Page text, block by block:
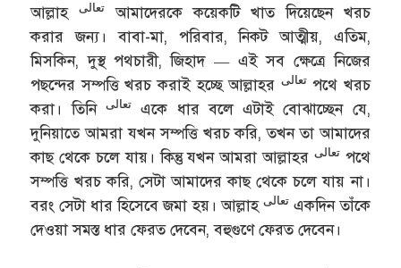
আল্লাহتعالى
আমাদেরকে কয়েকটি খাত দিয়েছেন খরচ
করার জন্য। বাবা-মা, পরিবার, নিকট আত্মীয়, এতিম,
মিসকিন, দুস্থ পথচারী, জিহাদ — এই সব ক্ষেত্রে নিজের
পছন্দের সম্পত্তি খরচ করাই হচ্ছে আল্লাহর تعالىপথে খরচ
করা। তিনি تعالىএকে ধার বলে এটাই বোঝাচ্ছেন যে,
দুনিয়াতে আমরা যখন সম্পত্তি খরচ করি, তখন তা আমাদের
কাছ থেকে চলে যায়। কিন্তু যখন আমরা আল্লাহর تعالىপথে
সম্পত্তি খরচ করি, সেটা আমাদের কাছ থেকে চলে যায় না।
বরং সেটা ধার হিসেবে জমা হয়। আল্লাহتعالى একদিন তাঁকে
দেওয়া সমস্ত ধার ফেরত দেবেন, বহুগুণে ফেরত দেবেন।